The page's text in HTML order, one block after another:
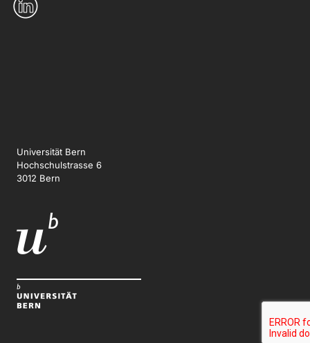
Universität Bern
Hochschulstrasse 6
3012 Bern